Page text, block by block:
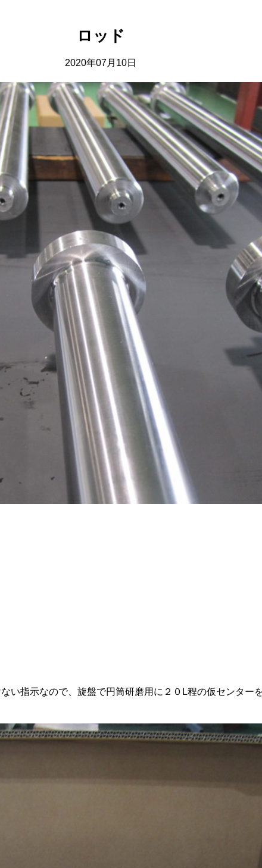
ロッド
2020年07月10日
い指示なので、旋盤で円筒研磨用に２０L程の仮センター